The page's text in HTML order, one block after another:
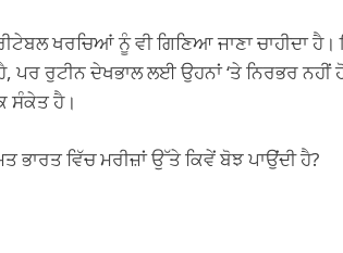
ਖਰਚਿਆਂ ਨੂੰ ਵੀ ਗਿਣਿਆ ਜਾਣਾ ਚਾਹੀਦਾ
ਪਰ ਰੁਟੀਨ ਦੇਖਭਾਲ ਲਈ ਉਹਨਾਂ ‘ਤੇ ਨਿਰਭਰ ਨਹੀਂ
ਸੰਕੇਤ ਹੈ।
ਵਿੱਚ ਮਰੀਜ਼ਾਂ ਉੱਤੇ ਕਿਵੇਂ ਬੋਝ ਪਾਉਂਦੀ ਹੈ?